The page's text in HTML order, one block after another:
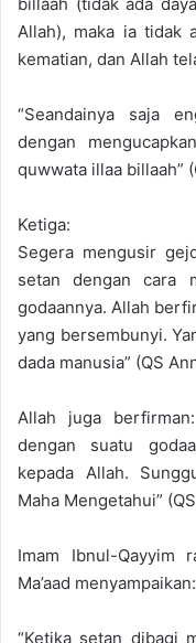
Allah), maka ia tidak
kematian, dan Allah
“Seandainya saja
dengan
quwwata illaa billaah”
Ketiga:
Segera mengusir
setan dengan cara
godaannya. Allah
yang bersembunyi.
dada manusia” (QS
Allah juga
dengan suatu
kepada Allah.
Maha Mengetahui”
Imam Ibnul-Qayyim
Ma’aad menyampaikan:
“Ketika setan dibagi